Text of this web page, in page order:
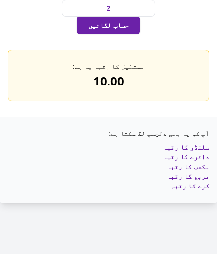
حساب لگائیں
مستطیل کا رقبہ یہ ہے:
10.00
آپ کو یہ بھی دلچسپ لگ سکتا ہے:
سلنڈر کا رقبہ
دائرے کا رقبہ
مکعب کا رقبہ
مربع کا رقبہ
کرے کا رقبہ